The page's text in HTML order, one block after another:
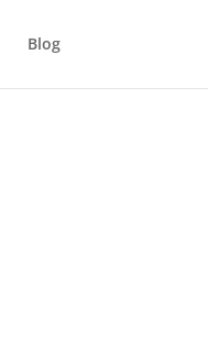
Blog